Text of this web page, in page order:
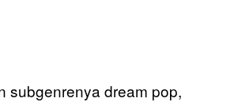
subgenrenya dream pop,